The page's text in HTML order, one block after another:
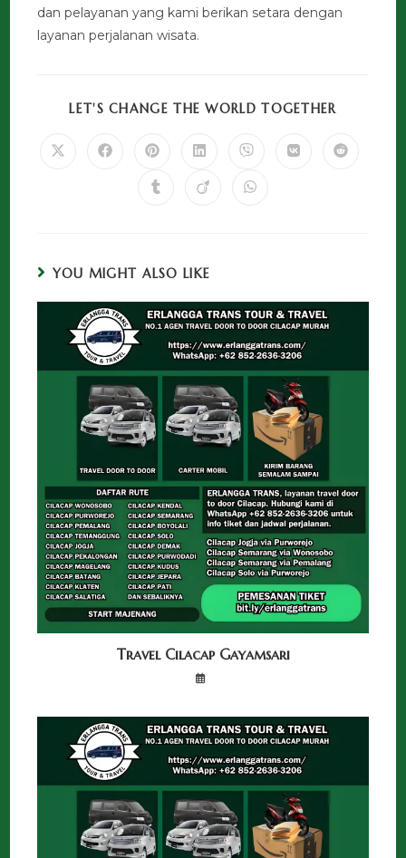
dan pelayanan yang kami berikan setara dengan
layanan perjalanan wisata.
LET'S CHANGE THE WORLD TOGETHER
YOU MIGHT ALSO LIKE
Travel Cilacap Gayamsari